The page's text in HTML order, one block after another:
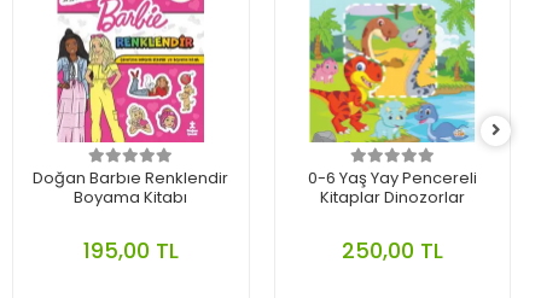
Doğan Barbıe Renklendir
Boyama Kitabı
195,00 TL
0-6 Yaş Yay Pencereli
Kitaplar Dinozorlar
250,00 TL